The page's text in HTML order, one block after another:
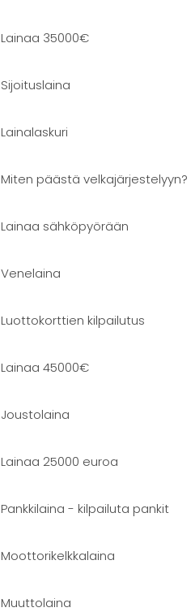
Lainaa 35000€
Sijoituslaina
Lainalaskuri
Miten päästä velkajärjestelyyn?
Lainaa sähköpyörään
Venelaina
Luottokorttien kilpailutus
Lainaa 45000€
Joustolaina
Lainaa 25000 euroa
Pankkilaina - kilpailuta pankit
Moottorikelkkalaina
Muuttolaina